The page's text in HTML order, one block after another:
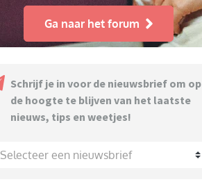
Ga naar het forum
Schrijf je in voor de nieuwsbrief om op
de hoogte te blijven van het laatste
nieuws, tips en weetjes!
Selecteer een nieuwsbrief